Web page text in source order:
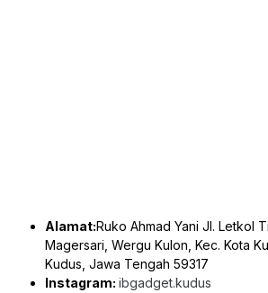
Alamat:Ruko Ahmad Yani Jl. Letkol
Magersari, Wergu Kulon, Kec. Kota
Kudus, Jawa Tengah 59317
Instagram: ibgadget.kudus